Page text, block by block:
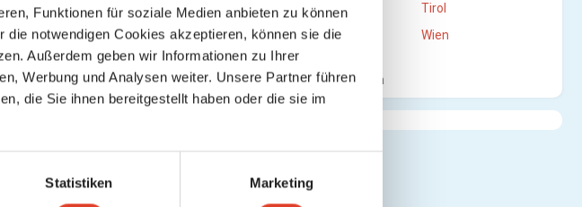
Funktionen für soziale Medien anbieten zu können
notwendigen Cookies akzeptieren, können sie die
Außerdem geben wir Informationen zu Ihrer
Werbung und Analysen weiter. Unsere Partner führen
die Sie ihnen bereitgestellt haben oder die sie im
Statistiken Marketing
Steiermark
Tirol
Vorarlberg
Wien
Mehr anzeigen